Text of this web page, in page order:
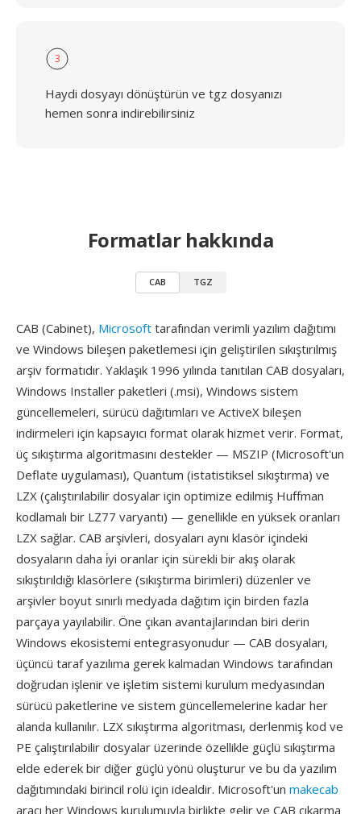
3
Haydi dosyayı dönüştürün ve tgz dosyanızı
hemen sonra indirebilirsiniz
Formatlar hakkında
CAB TGZ
CAB (Cabinet), Microsoft tarafından verimli yazılım dağıtımı
ve Windows bileşen paketlemesi için geliştirilen sıkıştırılmış
arşiv formatıdır. Yaklaşık 1996 yılında tanıtılan CAB dosyaları,
Windows Installer paketleri (.msi), Windows sistem
güncellemeleri, sürücü dağıtımları ve ActiveX bileşen
indirmeleri için kapsayıcı format olarak hizmet verir. Format,
üç sıkıştırma algoritmasını destekler — MSZIP (Microsoft'un
Deflate uygulaması), Quantum (istatistiksel sıkıştırma) ve
LZX (çalıştırılabilir dosyalar için optimize edilmiş Huffman
kodlamalı bir LZ77 varyantı) — genellikle en yüksek oranları
LZX sağlar. CAB arşivleri, dosyaları aynı klasör içindeki
dosyaların daha i̇yi oranlar için sürekli bir akış olarak
sıkıştırıldığı klasörlere (sıkıştırma birimleri) düzenler ve
arşivler boyut sınırlı medyada dağıtım için birden fazla
parçaya yayılabilir. Öne çıkan avantajlarından biri derin
Windows ekosistemi entegrasyonudur — CAB dosyaları,
üçüncü taraf yazılıma gerek kalmadan Windows tarafından
doğrudan işlenir ve işletim sistemi kurulum medyasından
sürücü paketlerine ve sistem güncellemelerine kadar her
alanda kullanılır. LZX sıkıştırma algoritması, derlenmiş kod ve
PE çalıştırılabilir dosyalar üzerinde özellikle güçlü sıkıştırma
elde ederek bir diğer güçlü yönü oluşturur ve bu da yazılım
dağıtımındaki birincil rolü için idealdir. Microsoft'un makecab
aracı her Windows kurulumuyla birlikte gelir ve CAB çıkarma